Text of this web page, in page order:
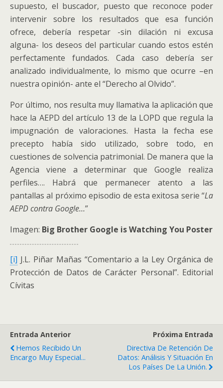
supuesto, el buscador, puesto que reconoce poder
intervenir sobre los resultados que esa función
ofrece, debería respetar -sin dilación ni excusa
alguna- los deseos del particular cuando estos estén
perfectamente fundados. Cada caso debería ser
analizado individualmente, lo mismo que ocurre –en
nuestra opinión- ante el “Derecho al Olvido”.
Por último, nos resulta muy llamativa la aplicación que
hace la AEPD del artículo 13 de la LOPD que regula la
impugnación de valoraciones. Hasta la fecha ese
precepto había sido utilizado, sobre todo, en
cuestiones de solvencia patrimonial. De manera que la
Agencia viene a determinar que Google realiza
perfiles…. Habrá que permanecer atento a las
pantallas al próximo episodio de esta exitosa serie “La
AEPD contra Google…”
Imagen: Big Brother Google is Watching You Poster
[i] J.L. Piñar Mañas “Comentario a la Ley Orgánica de
Protección de Datos de Carácter Personal”. Editorial
Cívitas
Entrada Anterior
Hemos Recibido Un
Encargo Muy Especial...
Próxima Entrada
Directiva De Retención De
Datos: Análisis Y Situación En
Los Países De La Unión.